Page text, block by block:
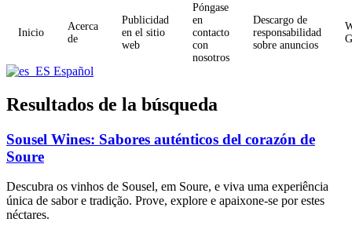
Inicio
Acerca
de
Publicidad
en el sitio
web
Póngase
en
contacto
con
nosotros
Descargo de
responsabilidad
sobre anuncios
Español
Resultados de la búsqueda
Sousel Wines: Sabores auténticos del corazón de
Soure
Descubra os vinhos de Sousel, em Soure, e viva uma experiência
única de sabor e tradição. Prove, explore e apaixone-se por estes
néctares.